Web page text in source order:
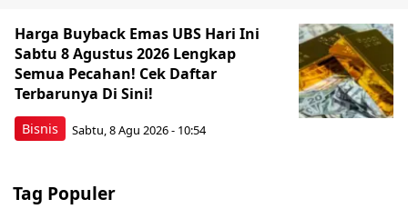
Bisnis
Harga Buyback Emas UBS Hari Ini
Sabtu 8 Agustus 2026 Lengkap
Semua Pecahan! Cek Daftar
Terbarunya Di Sini!
Sabtu, 8 Agu 2026 - 10:54
Tag Populer